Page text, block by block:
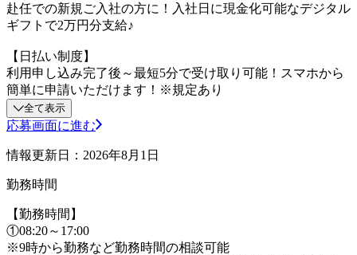
赴任での新規ご入社の方に！入社日に現金化可能なデジタル
ギフトで2万円分支給♪
【日払い制度】
利用申し込み完了後～最短5分で受け取り可能！スマホから
簡単に申請いただけます！※規定あり
全て表示
応募画面に進む
情報更新日：2026年8月1日
勤務時間
【勤務時間】
①08:20～17:00
※9時から勤務など勤務時間の相談可能